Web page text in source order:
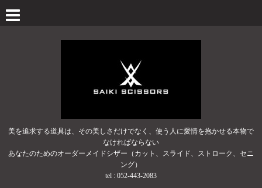
美を追求する道具は、その美しさだけでなく、使う人に愛情を抱かせる本物で
なければならない
あなたのためのオーダーメイドシザー（カット、スライド、ストローク、セニ
ング）
tel : 052-443-2083